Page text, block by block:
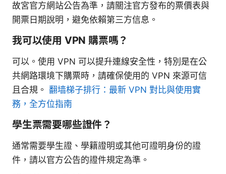
故宮官方網站公告為準，請關注官方發布的票價表與
開票日期說明，避免依賴第三方信息。
我可以使用 VPN 購票嗎？
可以。使用 VPN 可以提升連線安全性，特別是在公
共網路環境下購票時，請確保使用的 VPN 來源可信
且合規。 翻墙梯子排行：最新 VPN 對比與使用實
務，全方位指南
學生票需要哪些證件？
通常需要學生證、學籍證明或其他可證明身份的證
件，請以官方公告的證件規定為準。